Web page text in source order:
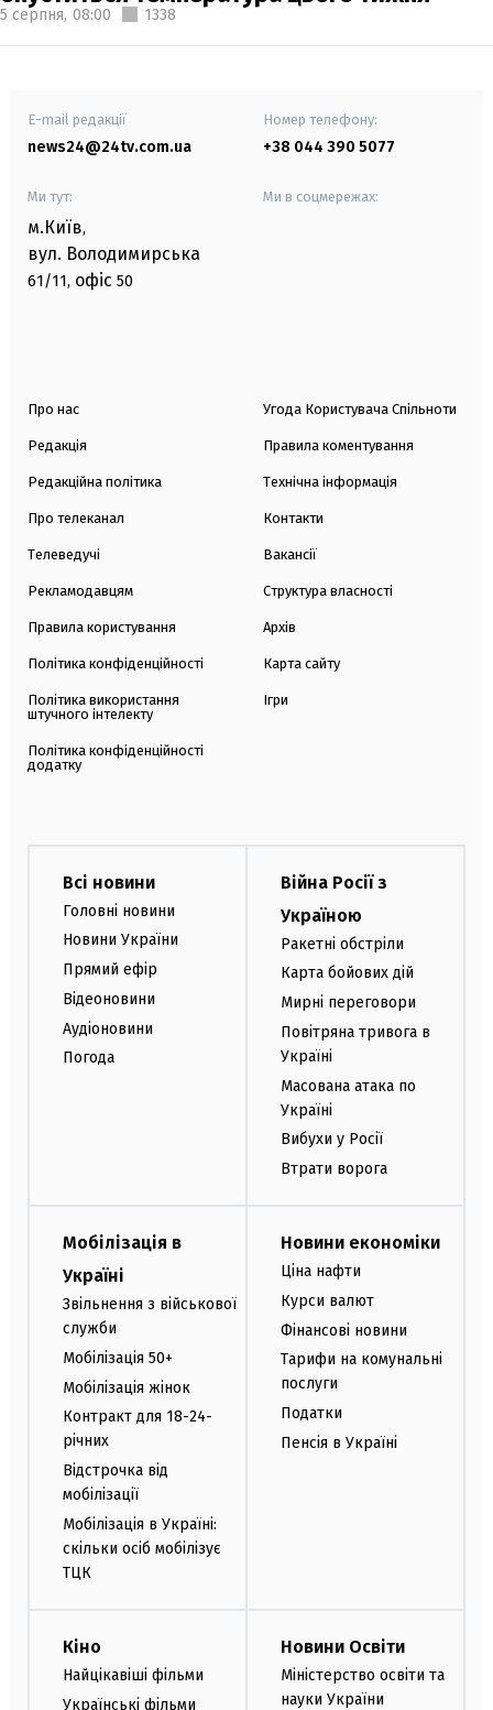
5 серпня, 08:00 1338
E-mail редакції
news24@24tv.com.ua
Номер телефону:
+38 044 390 5077
Ми тут:
м.Київ,
вул. Володимирська
61/11, офіс 50
Ми в соцмережах:
Про нас
Редакція
Редакційна політика
Про телеканал
Телеведучі
Рекламодавцям
Правила користування
Політика конфіденційності
Політика використання
штучного інтелекту
Політика конфіденційності
додатку
Угода Користувача Спільноти
Правила коментування
Технічна інформація
Контакти
Вакансії
Структура власності
Архів
Карта сайту
Ігри
Всі новини
Головні новини
Новини України
Прямий ефір
Відеоновини
Аудіоновини
Погода
Війна Росії з
Україною
Ракетні обстріли
Карта бойових дій
Мирні переговори
Повітряна тривога в
Україні
Масована атака по
Україні
Вибухи у Росії
Втрати ворога
Мобілізація в
Україні
Звільнення з військової
служби
Мобілізація 50+
Мобілізація жінок
Контракт для 18-24-
річних
Відстрочка від
мобілізації
Мобілізація в Україні:
скільки осіб мобілізує
ТЦК
Новини економіки
Ціна нафти
Курси валют
Фінансові новини
Тарифи на комунальні
послуги
Податки
Пенсія в Україні
Кіно
Найцікавіші фільми
Українські фільми
Новини Освіти
Міністерство освіти та
науки України